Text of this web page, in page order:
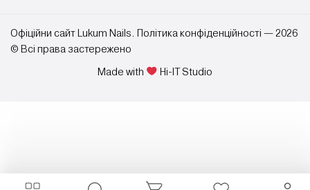
Офіційни сайт Lukum Nails. Політика конфіденційності — 2026
© Всі права застережено
Made with Hi-IT Studio